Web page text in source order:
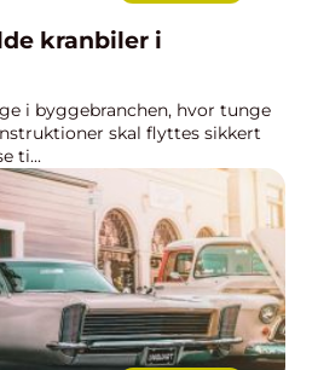
kranbiler i
i byggebranchen, hvor tunge
skal flyttes sikkert
ti...